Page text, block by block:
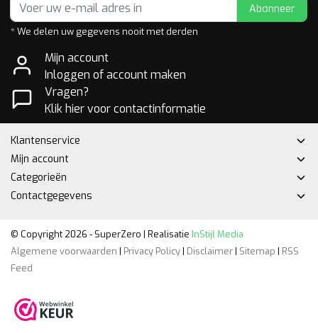
Abonneer
* We delen uw gegevens nooit met derden
Mijn account
Inloggen of account maken
Vragen?
Klik hier voor contactinformatie
Klantenservice
Mijn account
Categorieën
Contactgegevens
© Copyright 2026 - SuperZero | Realisatie InStijl Media
Algemene voorwaarden | Privacy Policy| Disclaimer| Sitemap | RSS
Feed